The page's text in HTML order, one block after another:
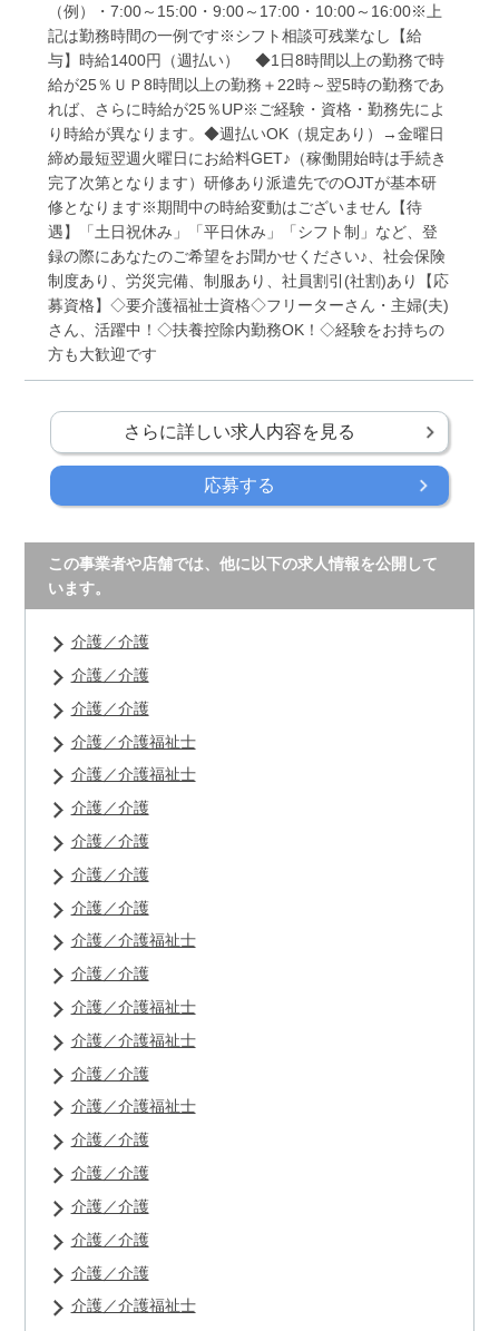
（例）・7:00～15:00・9:00～17:00・10:00～16:00※上
記は勤務時間の一例です※シフト相談可残業なし【給
与】時給1400円（週払い） ◆1日8時間以上の勤務で時
給が25％ＵＰ8時間以上の勤務＋22時～翌5時の勤務であ
れば、さらに時給が25％UP※ご経験・資格・勤務先によ
り時給が異なります。◆週払いOK（規定あり）→金曜日
締め最短翌週火曜日にお給料GET♪（稼働開始時は手続き
完了次第となります）研修あり派遣先でのOJTが基本研
修となります※期間中の時給変動はございません【待
遇】「土日祝休み」「平日休み」「シフト制」など、登
録の際にあなたのご希望をお聞かせください♪、社会保険
制度あり、労災完備、制服あり、社員割引(社割)あり【応
募資格】◇要介護福祉士資格◇フリーターさん・主婦(夫)
さん、活躍中！◇扶養控除内勤務OK！◇経験をお持ちの
方も大歓迎です
さらに詳しい求人内容を見る
応募する
この事業者や店舗では、他に以下の求人情報を公開して
います。
介護／介護
介護／介護
介護／介護
介護／介護福祉士
介護／介護福祉士
介護／介護
介護／介護
介護／介護
介護／介護
介護／介護福祉士
介護／介護
介護／介護福祉士
介護／介護福祉士
介護／介護
介護／介護福祉士
介護／介護
介護／介護
介護／介護
介護／介護
介護／介護
介護／介護福祉士